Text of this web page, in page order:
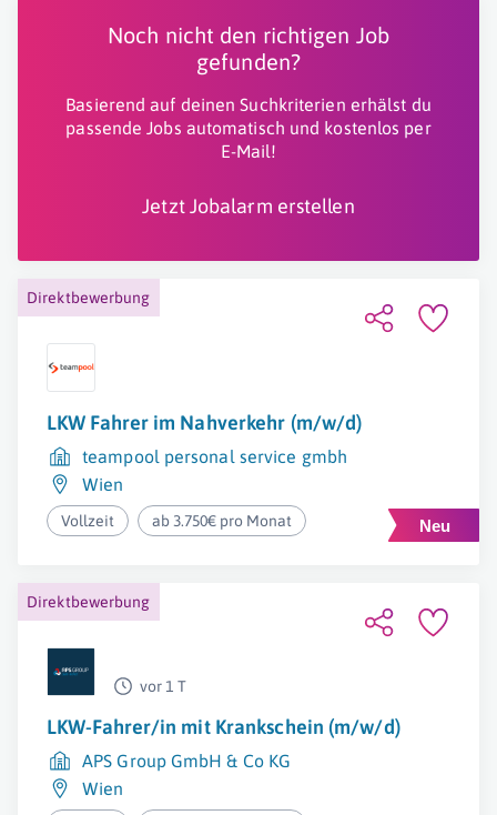
Noch nicht den richtigen Job
gefunden?
Basierend auf deinen Suchkriterien erhälst du
passende Jobs automatisch und kostenlos per
E-Mail!
Jetzt Jobalarm erstellen
Direktbewerbung
LKW Fahrer im Nahverkehr (m/w/d)
teampool personal service gmbh
Wien
Vollzeit ab 3.750€ pro Monat
Direktbewerbung
vor 1 T
LKW-Fahrer/in mit Krankschein (m/w/d)
APS Group GmbH & Co KG
Wien